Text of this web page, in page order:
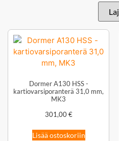
Dormer A130 HSS -
kartiovarsiporanterä 31,0 mm,
MK3
301,00€
Lisää ostoskoriin